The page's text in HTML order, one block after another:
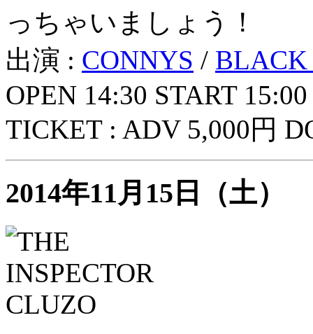
っちゃいましょう！
出演 : CONNYS /
OPEN 14:30 START 15:00
TICKET : ADV 5,000円
2014年11月15日（土）